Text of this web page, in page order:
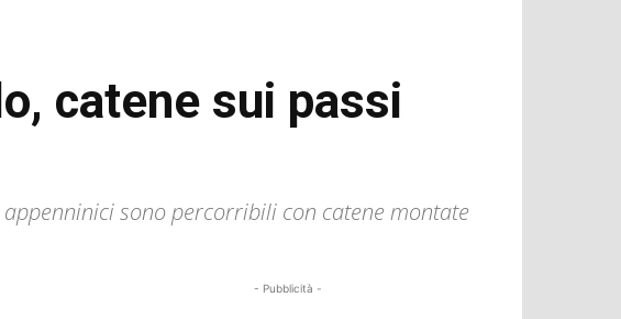
catene sui passi
sono percorribili con catene montate
- Pubblicità -